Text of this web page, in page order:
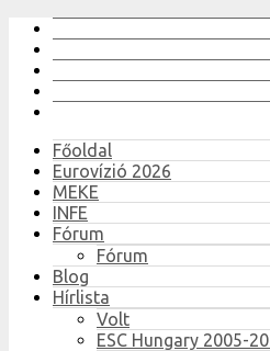
Főoldal
Eurovízió 2026
MEKE
INFE
Fórum
Fórum
Blog
Hírlista
Volt
ESC Hungary 2005-